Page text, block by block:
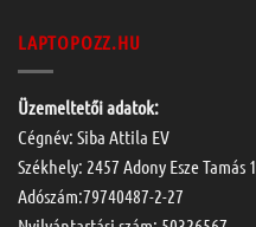
LAPTOPOZZ.HU
Üzemeltetői adatok:
Cégnév: Siba Attila EV
Székhely: 2457 Adony Esze Tamás 1.
Adószám:79740487-2-27